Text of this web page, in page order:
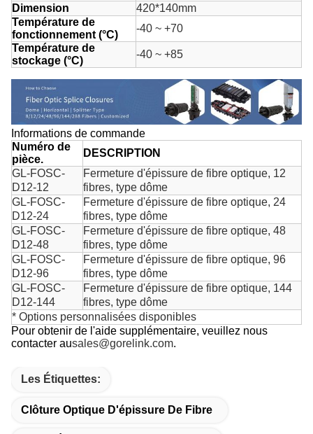
Dimension
420*140mm
Température de
fonctionnement (°C)
-40 ~ +70
Température de
stockage (°C)
-40 ~ +85
Informations de commande
Numéro de
pièce.
DESCRIPTION
GL-FOSC-
D12-12
Fermeture d'épissure de fibre optique, 12
fibres, type dôme
GL-FOSC-
D12-24
Fermeture d'épissure de fibre optique, 24
fibres, type dôme
GL-FOSC-
D12-48
Fermeture d'épissure de fibre optique, 48
fibres, type dôme
GL-FOSC-
D12-96
Fermeture d'épissure de fibre optique, 96
fibres, type dôme
GL-FOSC-
D12-144
Fermeture d'épissure de fibre optique, 144
fibres, type dôme
* Options personnalisées disponibles
Pour obtenir de l'aide supplémentaire, veuillez nous
contacter ausales@gorelink.com.
Les Étiquettes:
Clôture Optique D'épissure De Fibre